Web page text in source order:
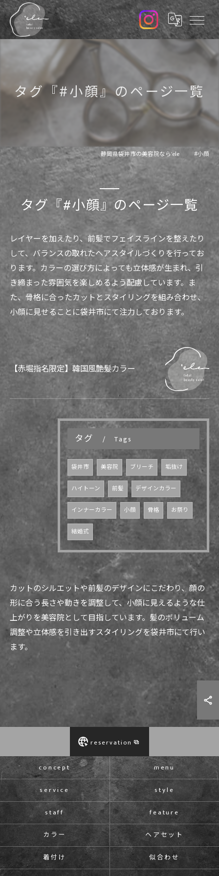
タグ『#小顔』のページ一覧
静岡県袋井市の美容院なら'ele #小顔
タグ『#小顔』のページ一覧
レイヤーを加えたり、前髪でフェイスラインを整えたり
して、バランスの取れたヘアスタイルづくりを行ってお
ります。カラーの選び方によっても立体感が生まれ、引
き締まった雰囲気を楽しめるよう配慮しています。ま
た、骨格に合ったカットとスタイリングを組み合わせ、
小顔に見せることに袋井市にて注力しております。
【赤堀指名限定】韓国風艶髪カラー
タグ Tags
袋井市 美容院 ブリーチ 垢抜け
ハイトーン 前髪 デザインカラー
インナーカラー 小顔 骨格 お祭り
結婚式
カットのシルエットや前髪のデザインにこだわり、顔の
形に合う長さや動きを調整して、小顔に見えるような仕
上がりを美容院として目指しています。髪のボリューム
調整や立体感を引き出すスタイリングを袋井市にて行い
ます。
reservation
concept menu
service style
staff feature
カラー ヘアセット
着付け 似合わせ